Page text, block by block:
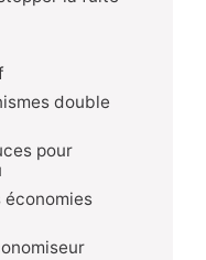
double
pour